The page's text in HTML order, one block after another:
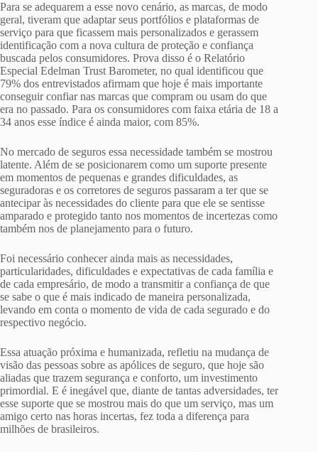
Para se adequarem a esse novo cenário, as marcas, de modo
geral, tiveram que adaptar seus portfólios e plataformas de
serviço para que ficassem mais personalizados e gerassem
identificação com a nova cultura de proteção e confiança
buscada pelos consumidores. Prova disso é o Relatório
Especial Edelman Trust Barometer, no qual identificou que
79% dos entrevistados afirmam que hoje é mais importante
conseguir confiar nas marcas que compram ou usam do que
era no passado. Para os consumidores com faixa etária de 18 a
34 anos esse índice é ainda maior, com 85%.
No mercado de seguros essa necessidade também se mostrou
latente. Além de se posicionarem como um suporte presente
em momentos de pequenas e grandes dificuldades, as
seguradoras e os corretores de seguros passaram a ter que se
antecipar às necessidades do cliente para que ele se sentisse
amparado e protegido tanto nos momentos de incertezas como
também nos de planejamento para o futuro.
Foi necessário conhecer ainda mais as necessidades,
particularidades, dificuldades e expectativas de cada família e
de cada empresário, de modo a transmitir a confiança de que
se sabe o que é mais indicado de maneira personalizada,
levando em conta o momento de vida de cada segurado e do
respectivo negócio.
Essa atuação próxima e humanizada, refletiu na mudança de
visão das pessoas sobre as apólices de seguro, que hoje são
aliadas que trazem segurança e conforto, um investimento
primordial. E é inegável que, diante de tantas adversidades, ter
esse suporte que se mostrou mais do que um serviço, mas um
amigo certo nas horas incertas, fez toda a diferença para
milhões de brasileiros.